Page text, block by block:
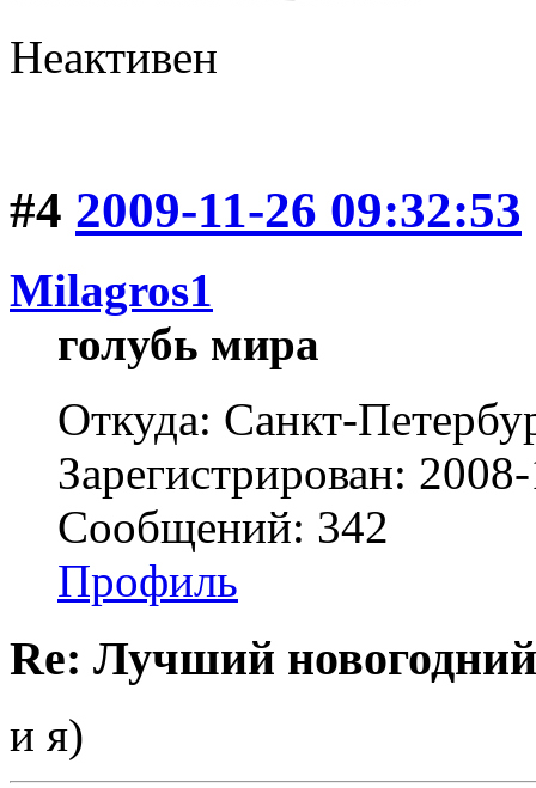
Неактивен
#4 2009-11-26 09:32:53
Milagros1
голубь мира
Откуда: Санкт-
Зарегистрирован:
Сообщений: 342
Профиль
Re: Лучший
и я)